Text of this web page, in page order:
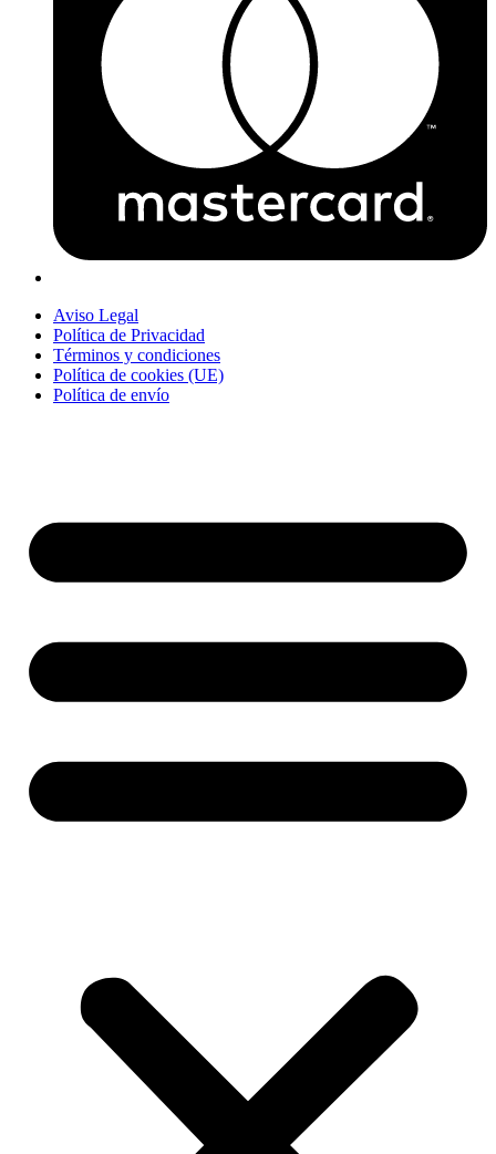
Aviso Legal
Política de Privacidad
Términos y condiciones
Política de cookies (UE)
Política de envío